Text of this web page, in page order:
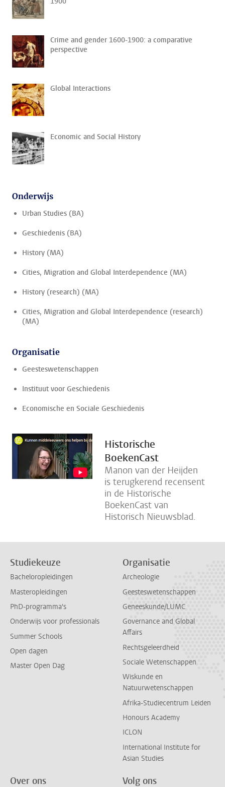
Crime and gender 1600-1900: a comparative
perspective
Global Interactions
Economic and Social History
Onderwijs
Urban Studies (BA)
Geschiedenis (BA)
History (MA)
Cities, Migration and Global Interdependence (MA)
History (research) (MA)
Cities, Migration and Global Interdependence (research)
(MA)
Organisatie
Geesteswetenschappen
Instituut voor Geschiedenis
Economische en Sociale Geschiedenis
Historische
BoekenCast
Manon van der Heijden
is terugkerend recensent
in de Historische
BoekenCast van
Historisch Nieuwsblad.
Studiekeuze
Bacheloropleidingen
Masteropleidingen
PhD-programma's
Onderwijs voor professionals
Summer Schools
Open dagen
Master Open Dag
Organisatie
Archeologie
Geesteswetenschappen
Geneeskunde/LUMC
Governance and Global
Affairs
Rechtsgeleerdheid
Sociale Wetenschappen
Wiskunde en
Natuurwetenschappen
Afrika-Studiecentrum Leiden
Honours Academy
ICLON
International Institute for
Asian Studies
Over ons Volg ons